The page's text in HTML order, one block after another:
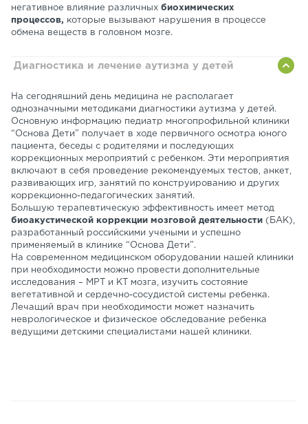
негативное влияние различных биохимических
процессов, которые вызывают нарушения в процессе
обмена веществ в головном мозге.
Диагностика и лечение аутизма у детей
На сегодняшний день медицина не располагает
однозначными методиками диагностики аутизма у детей.
Основную информацию педиатр многопрофильной клиники
“Основа Дети” получает в ходе первичного осмотра юного
пациента, беседы с родителями и последующих
коррекционных мероприятий с ребенком. Эти мероприятия
включают в себя проведение рекомендуемых тестов, анкет,
развивающих игр, занятий по конструированию и других
коррекционно-педагогических занятий.
Большую терапевтическую эффективность имеет метод
биоакустической коррекции мозговой деятельности (БАК),
разработанный российскими учеными и успешно
применяемый в клинике “Основа Дети”.
На современном медицинском оборудовании нашей клиники
при необходимости можно провести дополнительные
исследования – МРТ и КТ мозга, изучить состояние
вегетативной и сердечно-сосудистой системы ребенка.
Лечащий врач при необходимости может назначить
неврологическое и физическое обследование ребенка
ведущими детскими специалистами нашей клиники.